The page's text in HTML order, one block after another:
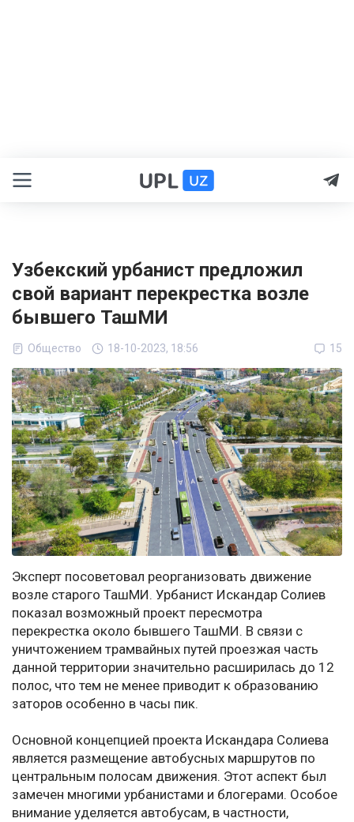
Узбекский урбанист предложил
свой вариант перекрестка возле
бывшего ТашМИ
Общество 18-10-2023, 18:56 15
Эксперт посоветовал реорганизовать движение
возле старого ТашМИ. Урбанист Искандар Солиев
показал возможный проект пересмотра
перекрестка около бывшего ТашМИ. В связи с
уничтожением трамвайных путей проезжая часть
данной территории значительно расширилась до 12
полос, что тем не менее приводит к образованию
заторов особенно в часы пик.
Основной концепцией проекта Искандара Солиева
является размещение автобусных маршрутов по
центральным полосам движения. Этот аспект был
замечен многими урбанистами и блогерами. Особое
внимание уделяется автобусам, в частности,